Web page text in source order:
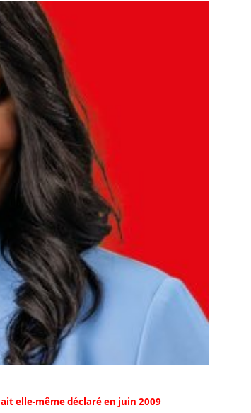
elle-même déclaré en juin 2009